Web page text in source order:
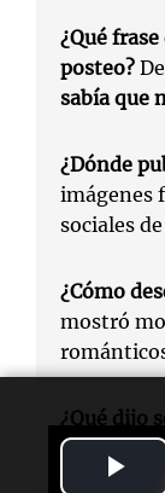
¿Qué
posteo?
sabía que
¿Dónde
imágenes
sociales de
¿Cómo
mostró
¿Qué dijo
Comentó
sentido